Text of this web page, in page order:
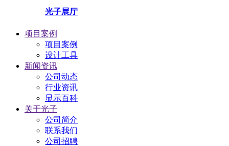
光子展厅
项目案例
项目案例
设计工具
新闻资讯
公司动态
行业资讯
显示百科
关于光子
公司简介
联系我们
公司招聘